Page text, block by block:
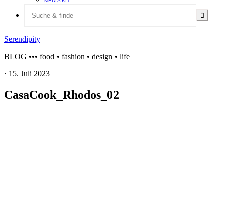
Serendipity
BLOG ••• food • fashion • design • life
· 15. Juli 2023
CasaCook_Rhodos_02